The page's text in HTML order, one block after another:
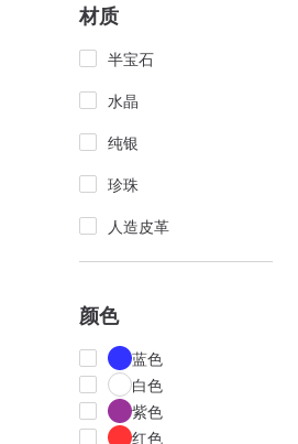
材质
半宝石
水晶
纯银
珍珠
人造皮革
颜色
蓝色
白色
紫色
红色